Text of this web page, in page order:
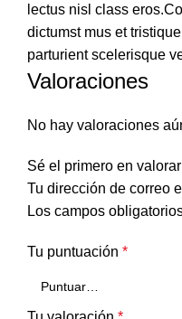
lectus nisl class
dictumst mus et
parturient scelerisque
Valoraciones
No hay valoraciones
Sé el primero en
Tu dirección de correo
Los campos
Tu puntuación *